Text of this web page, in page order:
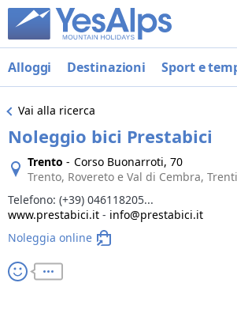
Alloggi Destinazioni Sport e
Vai alla ricerca
Noleggio bici Prestabici
Trento - Corso Buonarroti, 70
Trento, Rovereto e Val di Cembra,
Telefono: (+39) 046118205...
www.prestabici.it - info@prestabici.it
Noleggia online